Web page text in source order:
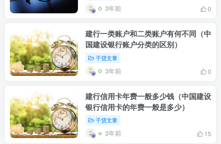
3年前 0
建行一类账户和二类账户有何不同（中
国建设银行账户分类的区别）
干贷文章
3年前 0
建行信用卡年费一般多少钱（中国建设
银行信用卡的年费一般是多少）
干贷文章
3年前 15